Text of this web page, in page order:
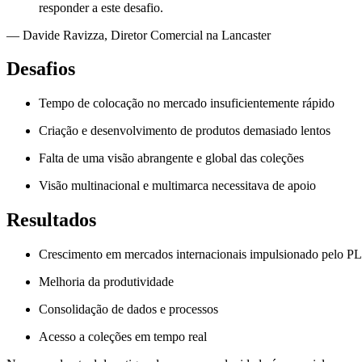
responder a este desafio.
— Davide Ravizza, Diretor Comercial na Lancaster
Desafios
Tempo de colocação no mercado insuficientemente rápido
Criação e desenvolvimento de produtos demasiado lentos
Falta de uma visão abrangente e global das coleções
Visão multinacional e multimarca necessitava de apoio
Resultados
Crescimento em mercados internacionais impulsionado pelo
Melhoria da produtividade
Consolidação de dados e processos
Acesso a coleções em tempo real